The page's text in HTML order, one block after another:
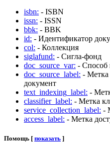
isbn: - ISBN
issn: - ISSN
bbk: - BBK
id: - Идентификатор
col: - Коллекция
siglafund: - Сигла-фонд
doc_source_var: - Способ
doc_source_label: - Метка
документ
text_indexing_label: -
classifier_label: - Метка
service_collection_label: -
access_label: - Метка
Помощь [ показать ]